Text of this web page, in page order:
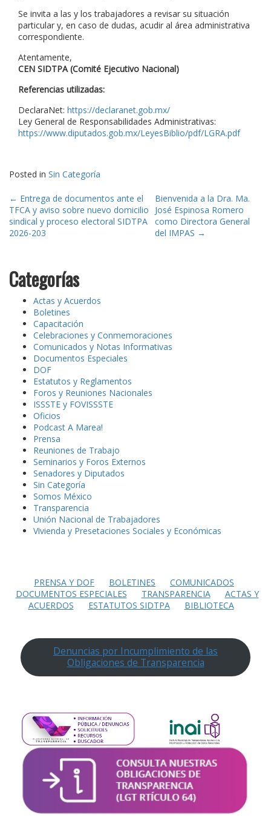
Se invita a las y los trabajadores a revisar su situación
particular y, en caso de dudas, acudir al área administrativa
correspondiente.
Atentamente,
CEN SIDTPA (Comité Ejecutivo Nacional)
Referencias utilizadas:
DeclaraNet: https://declaranet.gob.mx/
Ley General de Responsabilidades Administrativas:
https://www.diputados.gob.mx/LeyesBiblio/pdf/LGRA.pdf
Posted in Sin Categoría
Post
navigation
← Entrega de documentos ante el
TFCA y aviso sobre nuevo domicilio
sindical y proceso electoral SIDTPA
2026-203
Bienvenida a la Dra. Ma.
José Espinosa Romero
como Directora General
del IMPAS →
Categorías
Actas y Acuerdos
Boletines
Capacitación
Celebraciones y Conmemoraciones
Comunicados y Notas Informativas
Documentos Especiales
DOF
Estatutos y Reglamentos
Foros y Reuniones Nacionales
ISSSTE y FOVISSSTE
Oficios
Podcast A Marea!
Prensa
Reuniones de Trabajo
Seminarios y Foros Externos
Senadores y Diputados
Sin Categoría
Somos México
Transparencia
Unión Nacional de Trabajadores
Vivienda y Presetaciones Sociales y Económicas
PRENSA Y DOF BOLETINES
COMUNICADOS
DOCUMENTOS ESPECIALES
TRANSPARENCIA
ACTAS Y
ACUERDOS
ESTATUTOS SIDTPA BIBLIOTECA
Denuncias por Incumplimiento de las
Obligaciones de Transparencia